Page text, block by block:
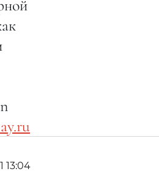
13:04